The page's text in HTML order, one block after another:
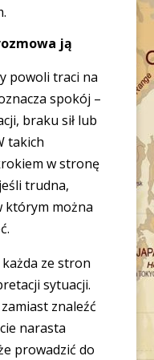
ją
powoli traci na
spokój –
braku sił lub
takich
w stronę
trudna,
którym można
ze stron
sytuacji.
znaleźć
narasta
prowadzić do